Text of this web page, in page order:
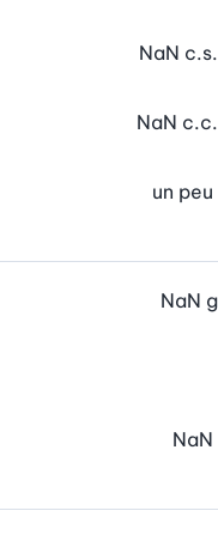
NaN c.s.
NaN c.c.
un peu
NaN g
NaN